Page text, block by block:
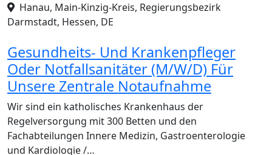
Hanau, Main-Kinzig-Kreis, Regierungsbezirk
Darmstadt, Hessen, DE
Gesundheits- Und Krankenpfleger
Oder Notfallsanitäter (M/W/D) Für
Unsere Zentrale Notaufnahme
Wir sind ein katholisches Krankenhaus der
Regelversorgung mit 300 Betten und den
Fachabteilungen Innere Medizin, Gastroenterologie
und Kardiologie /…